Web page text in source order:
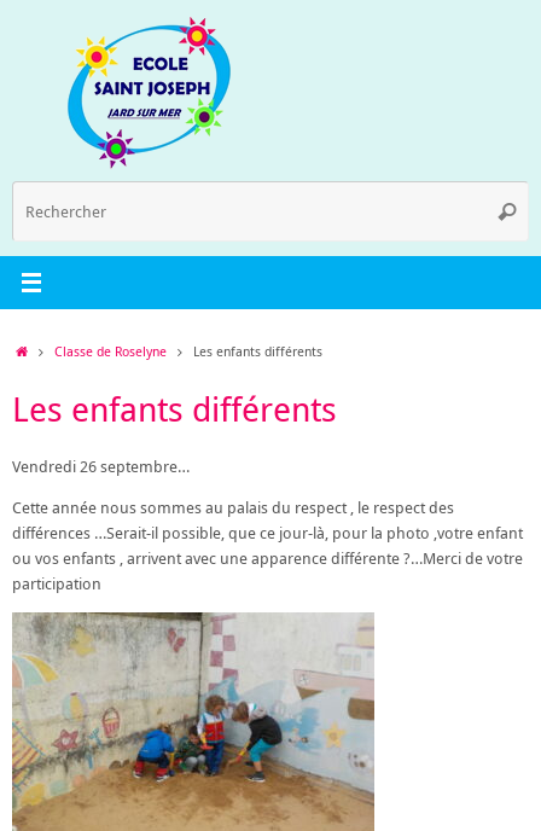
AccueilClasse de Roselyne Les enfants différents
Les enfants différents
Vendredi 26 septembre…
Cette année nous sommes au palais du respect , le respect des
différences …Serait-il possible, que ce jour-là, pour la photo ,votre enfant
ou vos enfants , arrivent avec une apparence différente ?…Merci de votre
participation